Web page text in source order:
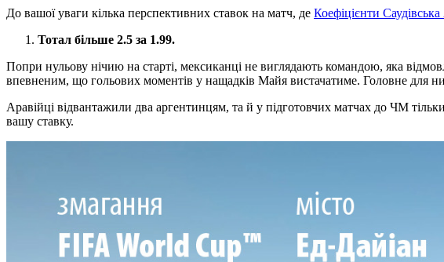
До вашої уваги кілька перспективних ставок на матч, де Коефіцієнти
Тотал більше 2.5 за 1.99.
Попри нульову нічию на старті, мексиканці не виглядають командою, яка
впевненим, що гольових моментів у нащадків Майя вистачатиме. Головне для
Аравійці відвантажили два аргентинцям, та й у підготовчих матчах до ЧМ
вашу ставку.